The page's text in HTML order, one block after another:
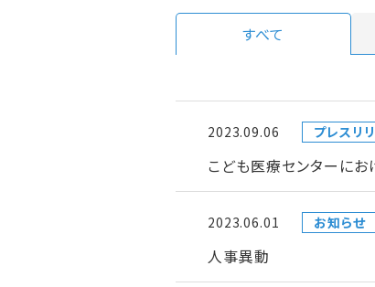
すべて
2023.09.06 プレスリ
こども医療センターに
2023.06.01 お知らせ
人事異動